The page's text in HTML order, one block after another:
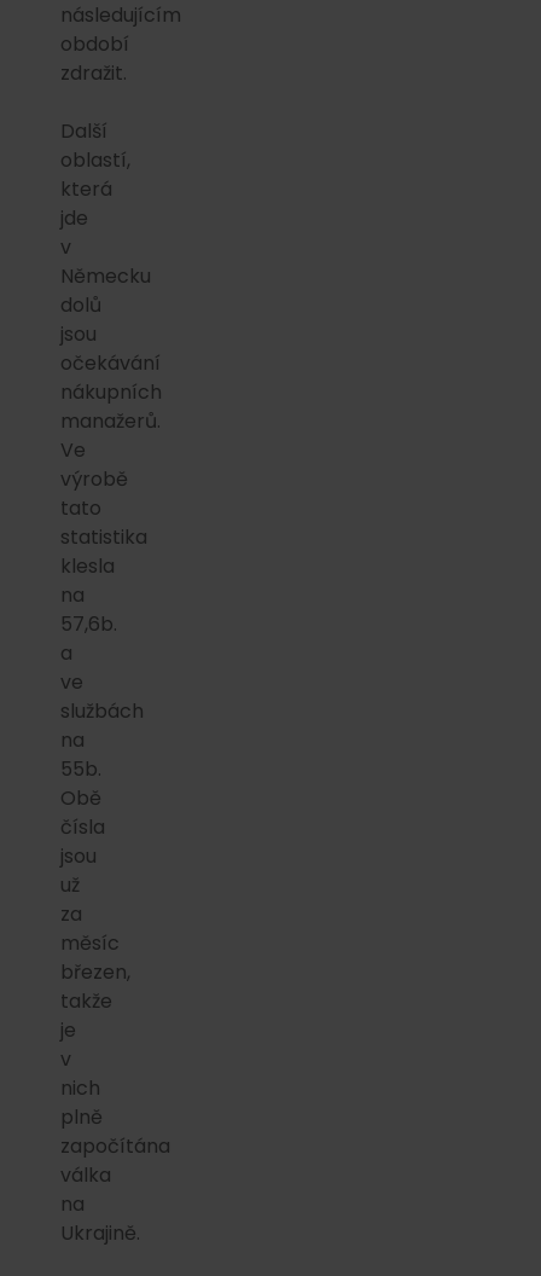
následujícím
období
zdražit.
Další
oblastí,
která
jde
v
Německu
dolů
jsou
očekávání
nákupních
manažerů.
Ve
výrobě
tato
statistika
klesla
na
57,6b.
a
ve
službách
na
55b.
Obě
čísla
jsou
už
za
měsíc
březen,
takže
je
v
nich
plně
započítána
válka
na
Ukrajině.